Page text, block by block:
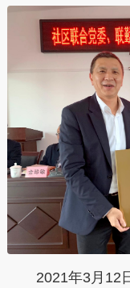
2021年3月12日